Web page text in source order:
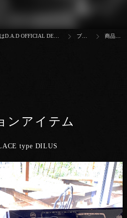
D.A.Dのアクセサリー･パーツはD.A.D OFFICIAL DEALER IKUMA ブログ 商品紹介
type DILUS
ンアイテム